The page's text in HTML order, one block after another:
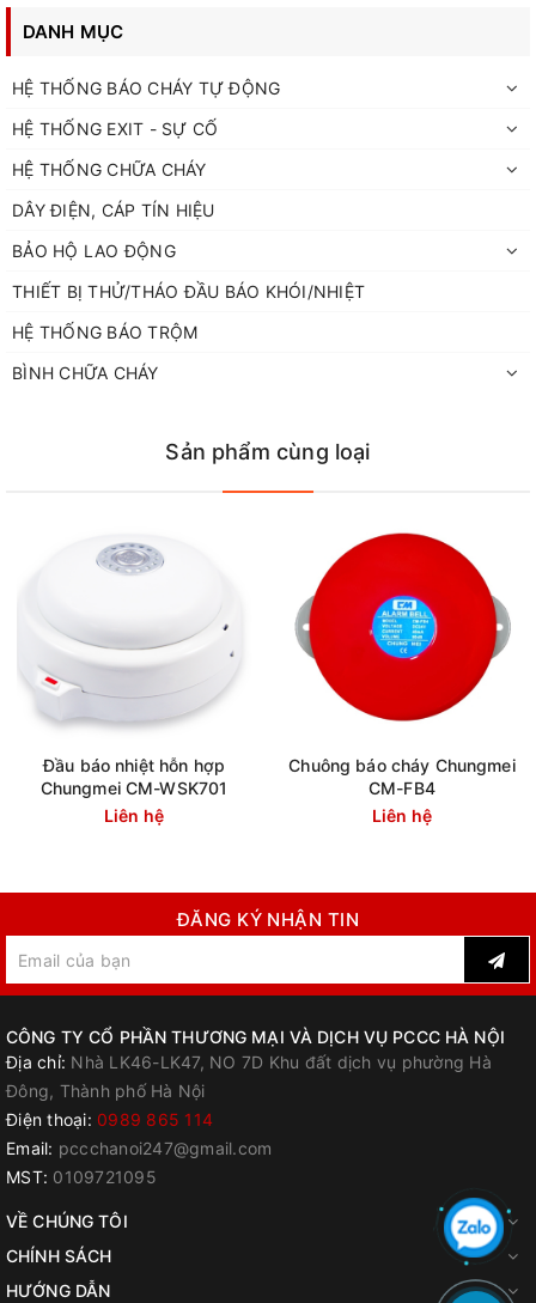
DANH MỤC
HỆ THỐNG BÁO CHÁY TỰ ĐỘNG
HỆ THỐNG EXIT - SỰ CỐ
HỆ THỐNG CHỮA CHÁY
DÂY ĐIỆN, CÁP TÍN HIỆU
BẢO HỘ LAO ĐỘNG
THIẾT BỊ THỬ/THÁO ĐẦU BÁO KHÓI/NHIỆT
HỆ THỐNG BÁO TRỘM
BÌNH CHỮA CHÁY
Sản phẩm cùng loại
Đầu báo nhiệt hỗn hợp
Chungmei CM-WSK701
Liên hệ
Chuông báo cháy Chungmei
CM-FB4
Liên hệ
ĐĂNG KÝ NHẬN TIN
CÔNG TY CỔ PHẦN THƯƠNG MẠI VÀ DỊCH VỤ PCCC HÀ NỘI
Địa chỉ: Nhà LK46-LK47, NO 7D Khu đất dịch vụ phường Hà
Đông, Thành phố Hà Nội
Điện thoại: 0989 865 114
Email: pccchanoi247@gmail.com
MST: 0109721095
VỀ CHÚNG TÔI
CHÍNH SÁCH
HƯỚNG DẪN